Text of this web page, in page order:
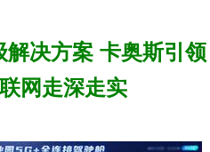
解决方案 卡奥斯引领
网走深走实